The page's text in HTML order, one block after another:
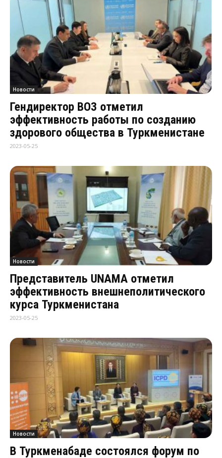
Новости
Гендиректор ВОЗ отметил
эффективность работы по созданию
здорового общества в Туркменистане
2023-05-25
Новости
Представитель UNAMA отметил
эффективность внешнеполитического
курса Туркменистана
2023-05-25
Новости
В Туркменабаде состоялся форум по